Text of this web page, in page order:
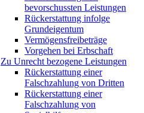
bevorschussten Leistungen
Rückerstattung infolge
Grundeigentum
Vermögensfreibeträge
Vorgehen bei Erbschaft
Zu Unrecht bezogene Leistungen
Rückerstattung einer
Falschzahlung von Dritten
Rückerstattung einer
Falschzahlung von